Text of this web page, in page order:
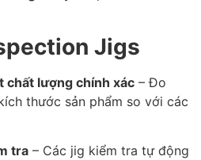
Jigs
chất lượng chính xác – Đo
thước sản phẩm so với các
tra – Các jig kiểm tra tự động